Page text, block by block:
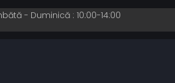
- Duminică : 10:00-14:00